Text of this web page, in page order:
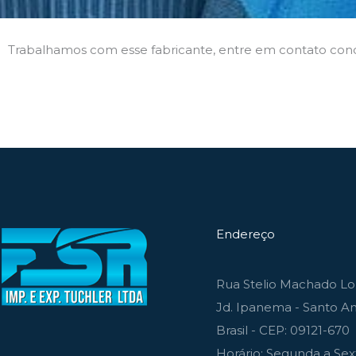
Trabalhamos com esse fabricante, entre em contato
Endereço
Rua Stelio Machado
Jd. Ipanema - Santo
Brasil - CEP: 09121-670